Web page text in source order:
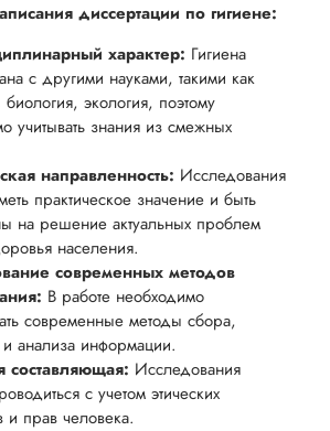
диссертации по гигиене:
характер: Гигиена
с другими науками, такими как
экология, поэтому
учитывать знания из смежных
направленность: Исследования
практическое значение и быть
на решение актуальных проблем
населения.
современных методов
В работе необходимо
современные методы сбора,
и анализа информации.
составляющая: Исследования
с учетом этических
и прав человека.